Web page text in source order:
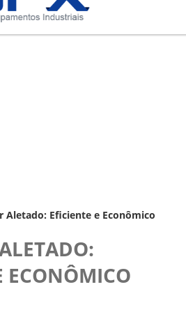
Aletado: Eficiente e Econômico
ECONÔMICO